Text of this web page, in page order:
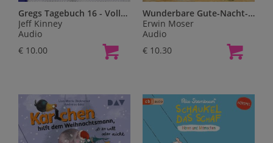
Gregs Tagebuch 16 - Volltreffer!,1 Audio-CD
Jeff Kinney
Audio
€ 10.00
Wunderbare Gute-Nacht-Geschichten,1 Audio-CD
Erwin Moser
Audio
€ 10.30